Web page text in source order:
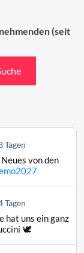
(seit
Tagen
von den
Tagen
hat uns ein ganz
🕊️